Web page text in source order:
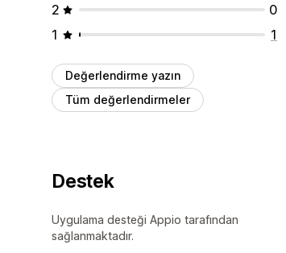
2
0
1
1
Değerlendirme yazın
Tüm değerlendirmeler
Destek
Uygulama desteği Appio tarafından
sağlanmaktadır.